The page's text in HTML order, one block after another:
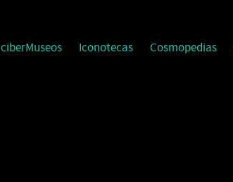
ciberMuseos Iconotecas Cosmopedias